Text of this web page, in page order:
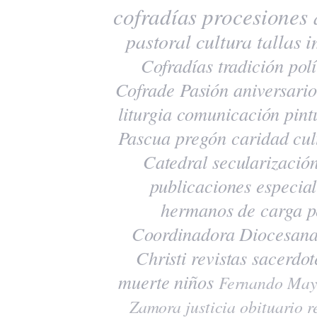
cofradías procesiones
pastoral cultura tallas
Cofradías tradición
Cofrade Pasión
liturgia comunicación
Pascua pregón caridad
Catedral
publicaciones
hermanos de carga
Coordinadora
Christi revistas
muerte niños Fernando
Zamora justicia obituario